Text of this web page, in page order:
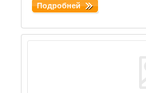
Подробней